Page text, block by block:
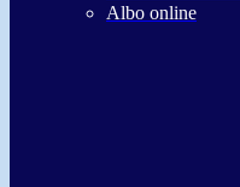
Albo online